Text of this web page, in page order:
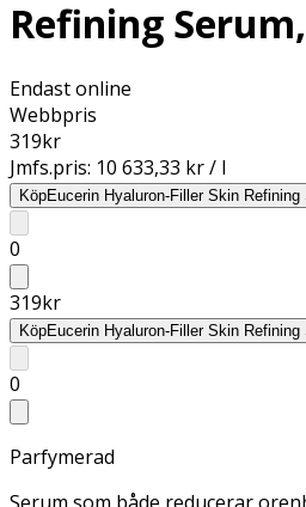
Refining
Endast online
Webbpris
319kr
Jmfs.pris: 10 633,33 kr / l
KöpEucerin Hyaluron-Filler Skin Refining
0
319kr
KöpEucerin Hyaluron-Filler Skin Refining
0
Parfymerad
Serum som både reducerar